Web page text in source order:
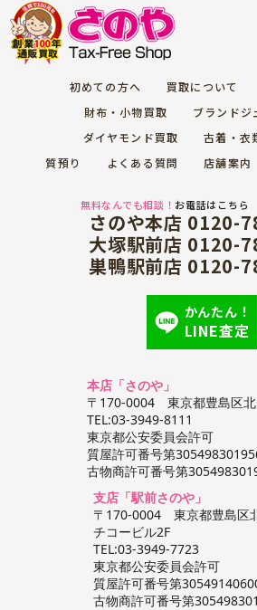
初めての方へ 買取について
財布・小物買取
ブランドジ
ダイヤモンド買取
古着・衣
質預り
よくある質問 店舗案内
無料なんでも相談！お電話はこちら
さのや本店 0120-
大塚駅前店 0120-
巣鴨駅前店 0120-
かんたん！
LINE査定
本店「さのや」
〒170-0004 東京都豊島区
TEL:03-3949-8111
東京都公安委員会許可
質屋許可番号第
古物商許可番号第
支店「駅前さのや」
〒170-0004 東京都豊島区
チコービル2F
TEL:03-3949-7723
東京都公安委員会許可
質屋許可番号第
古物商許可番号第